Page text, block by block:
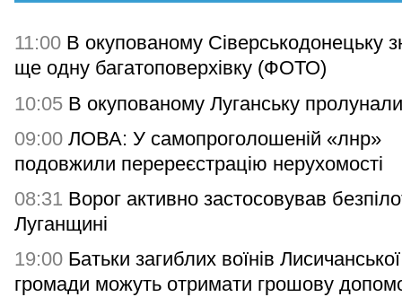
11:00 В окупованому Сіверськодонецьку
ще одну багатоповерхівку (ФОТО)
10:05 В окупованому Луганську
09:00 ЛОВА: У самопроголошеній «лнр»
подовжили перереєстрацію нерухомості
08:31 Ворог активно застосовував
Луганщині
19:00 Батьки загиблих воїнів Лисичанської
громади можуть отримати грошову